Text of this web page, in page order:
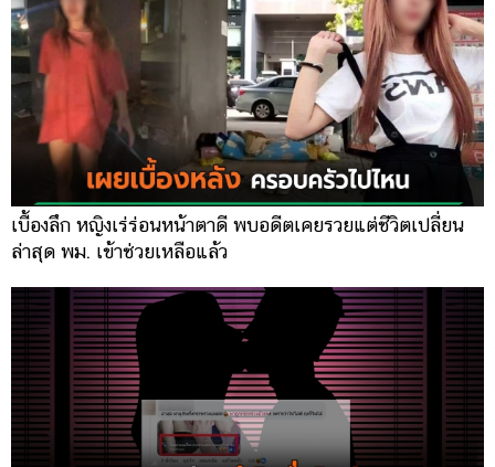
เบื้องลึก หญิงเร่ร่อนหน้าตาดี พบอดีตเคยรวยแต่ชีวิตเปลี่ยน
ล่าสุด พม. เข้าช่วยเหลือแล้ว